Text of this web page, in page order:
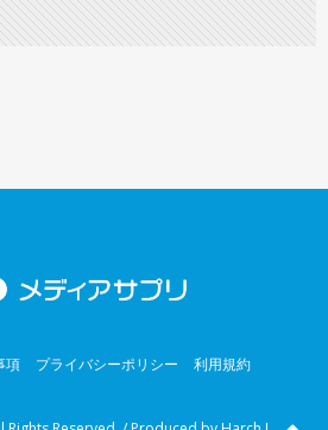
項 プライバシーポリシー
利用規約